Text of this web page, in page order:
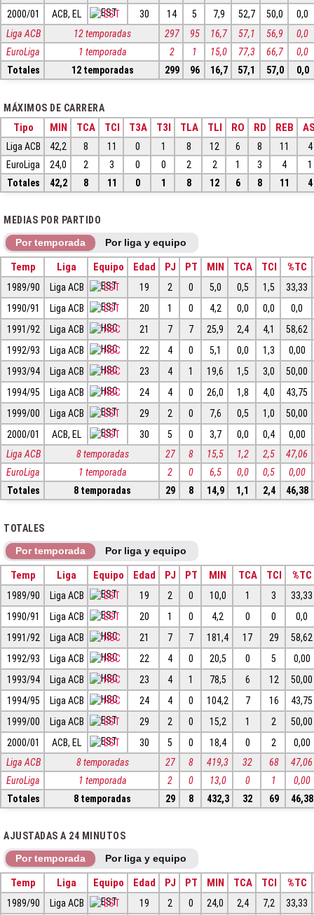
2000/01
ACB, EL EST 30 14 5 7,9 52,7 50,0
0,0
Liga ACB
12 temporadas 297 95 16,7 57,1 56,9
0,0
EuroLiga
1 temporada 2 1 15,0 77,3 66,7
0,0
Totales
12 temporadas 299 96 16,7 57,1 57,0 0,0
MÁXIMOS DE CARRERA
Tipo MIN TCA TCI T3A T3I TLA TLI RO RD REB
Liga ACB 42,2 8 11 0 1 8 12 6 8 11
4
EuroLiga
24,0 2 3 0 0 2 2 1 3 4
1
Totales
42,2 8 11 0 1 8 12 6 8 11 4
MEDIAS POR PARTIDO
Por temporada Por liga y equipo
Temp Liga Equipo Edad PJ PT MIN TCA TCI %TC
1989/90 Liga ACB EST 19 2 0 5,0 0,5 1,5
33,33
1990/91
Liga ACB EST 20 1 0 4,2 0,0 0,0
0,0
1991/92
Liga ACB HSC 21 7 7 25,9 2,4 4,1
58,62
1992/93
Liga ACB HSC 22 4 0 5,1 0,0 1,3
0,00
1993/94
Liga ACB HSC 23 4 1 19,6 1,5 3,0
50,00
1994/95
Liga ACB HSC 24 4 0 26,0 1,8 4,0
43,75
1999/00
Liga ACB EST 29 2 0 7,6 0,5 1,0
50,00
2000/01
ACB, EL EST 30 5 0 3,7 0,0 0,4
0,00
Liga ACB
8 temporadas 27 8 15,5 1,2 2,5
47,06
EuroLiga
1 temporada 2 0 6,5 0,0 0,5
0,00
Totales
8 temporadas 29 8 14,9 1,1 2,4 46,38
TOTALES
Por temporada Por liga y equipo
Temp Liga Equipo Edad PJ PT MIN TCA TCI %TC
1989/90 Liga ACB EST 19 2 0 10,0 1 3
33,33
1990/91
Liga ACB EST 20 1 0 4,2 0 0
0,0
1991/92
Liga ACB HSC 21 7 7 181,4 17 29
58,62
1992/93
Liga ACB HSC 22 4 0 20,5 0 5
0,00
1993/94
Liga ACB HSC 23 4 1 78,5 6 12
50,00
1994/95
Liga ACB HSC 24 4 0 104,2 7 16
43,75
1999/00
Liga ACB EST 29 2 0 15,2 1 2
50,00
2000/01
ACB, EL EST 30 5 0 18,4 0 2
0,00
Liga ACB
8 temporadas 27 8 419,3 32 68
47,06
EuroLiga
1 temporada 2 0 13,0 0 1
0,00
Totales
8 temporadas 29 8 432,3 32 69 46,38
AJUSTADAS A 24 MINUTOS
Por temporada Por liga y equipo
Temp Liga Equipo Edad PJ PT MIN TCA TCI %TC
1989/90 Liga ACB EST 19 2 0 24,0 2,4 7,2
33,33